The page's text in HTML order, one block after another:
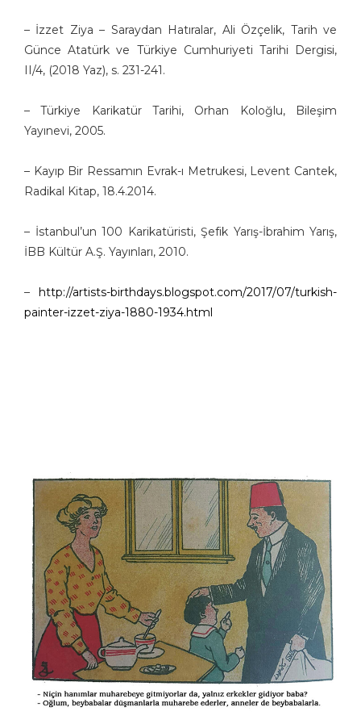
– İzzet Ziya – Saraydan Hatıralar, Ali Özçelik, Tarih ve
Günce Atatürk ve Türkiye Cumhuriyeti Tarihi Dergisi,
II/4, (2018 Yaz), s. 231-241.
– Türkiye Karikatür Tarihi, Orhan Koloğlu, Bileşim
Yayınevi, 2005.
– Kayıp Bir Ressamın Evrak-ı Metrukesi, Levent Cantek,
Radikal Kitap, 18.4.2014.
– İstanbul’un 100 Karikatüristi, Şefik Yarış-İbrahim Yarış,
İBB Kültür A.Ş. Yayınları, 2010.
–
http://artists-birthdays.blogspot.com/2017/07/turkish-
painter-izzet-ziya-1880-1934.html